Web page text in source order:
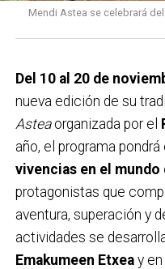
bienestar social y el
Mendi Astea se celebrará
Del 10 al 20 de
nueva edición de su
Asteaorganizada por el
año, el programa
vivencias en el mundo
protagonistas que
aventura, superación y
actividades se
Emakumeen Etxeay en